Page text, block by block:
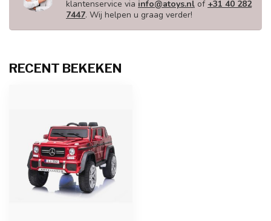
klantenservice via info@atoys.nl of +31 40 282
7447. Wij helpen u graag verder!
RECENT BEKEKEN